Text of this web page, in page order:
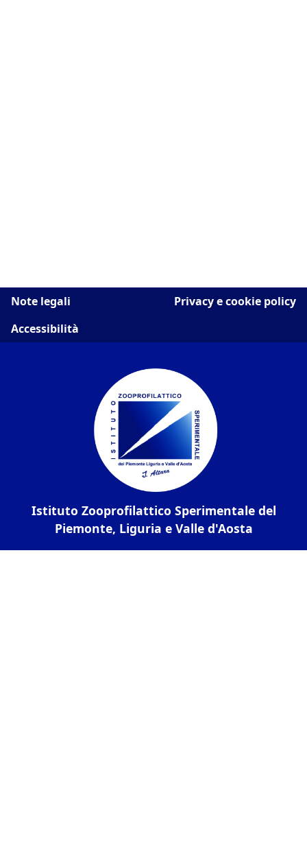
Note legali
Privacy e cookie policy
Accessibilità
Istituto Zooprofilattico Sperimentale del
Piemonte, Liguria e Valle d'Aosta